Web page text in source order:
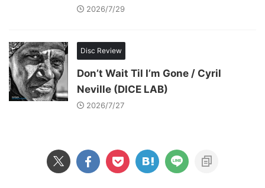
2026/7/29
Disc Review
Don’t Wait Til I’m Gone / Cyril
Neville (DICE LAB)
2026/7/27